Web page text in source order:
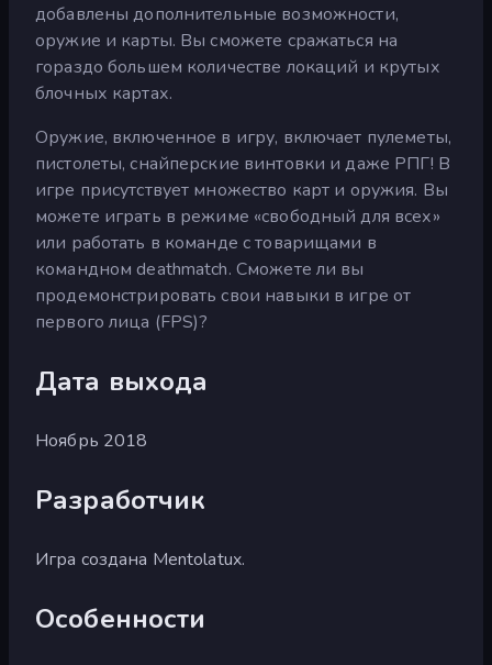
добавлены дополнительные возможности,
оружие и карты. Вы сможете сражаться на
гораздо большем количестве локаций и крутых
блочных картах.
Оружие, включенное в игру, включает пулеметы,
пистолеты, снайперские винтовки и даже РПГ! В
игре присутствует множество карт и оружия. Вы
можете играть в режиме «свободный для всех»
или работать в команде с товарищами в
командном deathmatch. Сможете ли вы
продемонстрировать свои навыки в игре от
первого лица (FPS)?
Дата выхода
Ноябрь 2018
Разработчик
Игра создана Mentolatux.
Особенности